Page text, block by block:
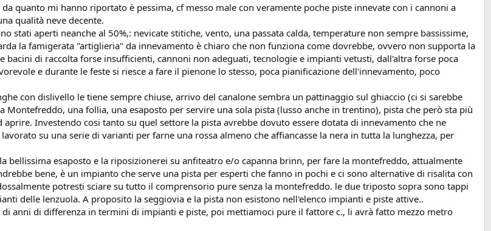
quanto mi hanno riportato è pessima, cf messo male con veramente poche piste innevate con i cannoni a
qualità neve decente.
stati aperti neanche al 50%,: nevicate stitiche, vento, una passata calda, temperature non sempre bassissime,
la famigerata "artiglieria" da innevamento è chiaro che non funziona come dovrebbe, ovvero non supporta la
bacini di raccolta forse insufficienti, cannoni non adeguati, tecnologie e impianti vetusti, dall'altra forse poca
e durante le feste si riesce a fare il pienone lo stesso, poca pianificazione dell'innevamento, poco
con dislivello le tiene sempre chiuse, arrivo del canalone sembra un pattinaggio sul ghiaccio (ci si sarebbe
Montefreddo, una follia, una esaposto per servire una sola pista (lusso anche in trentino), pista che però sta più
Investendo cosi tanto su quel settore la pista avrebbe dovuto essere dotata di innevamento che ne
su una serie di varianti per farne una rossa almeno che affiancasse la nera in tutta la lunghezza, per
bellissima esaposto e la riposizionerei su anfiteatro e/o capanna brinn, per fare la montefreddo, attualmente
bene, è un impianto che serve una pista per esperti che fanno in pochi e ci sono alternative di risalita con
potresti sciare su tutto il comprensorio pure senza la montefreddo. le due triposto sopra sono tappi
delle lenzuola. A proposito la seggiovia e la pista non esistono nell'elenco impianti e piste attive..
anni di differenza in termini di impianti e piste, poi mettiamoci pure il fattore c., li avrà fatto mezzo metro